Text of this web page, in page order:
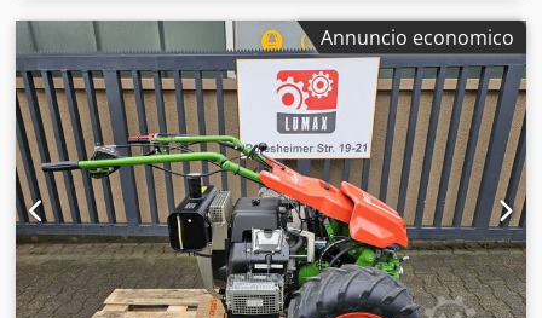
Annuncio economico